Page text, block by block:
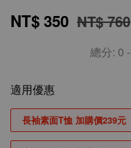
NT$ 350 NT$ 760
總分: 0 -
適用優惠
長袖素面T恤 加購價239元